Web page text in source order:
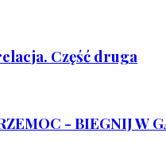
Część druga
- BIEGNIJ W